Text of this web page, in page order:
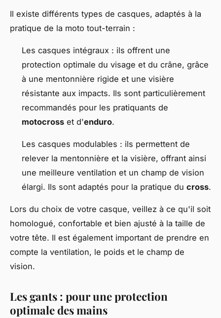
Il existe différents types de casques, adaptés à la
pratique de la moto tout-terrain :
Les casques intégraux : ils offrent une
protection optimale du visage et du crâne, grâce
à une mentonnière rigide et une visière
résistante aux impacts. Ils sont particulièrement
recommandés pour les pratiquants de
motocross et d'enduro.
Les casques modulables : ils permettent de
relever la mentonnière et la visière, offrant ainsi
une meilleure ventilation et un champ de vision
élargi. Ils sont adaptés pour la pratique du cross.
Lors du choix de votre casque, veillez à ce qu'il soit
homologué, confortable et bien ajusté à la taille de
votre tête. Il est également important de prendre en
compte la ventilation, le poids et le champ de
vision.
Les gants : pour une protection
optimale des mains